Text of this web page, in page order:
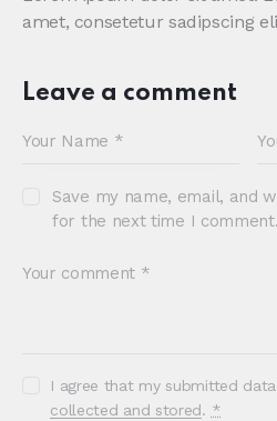
amet, consetetur sadipscing
Leave a comment
Save my name, email, and
for the next time I comment.
I agree that my submitted
collected and stored. *